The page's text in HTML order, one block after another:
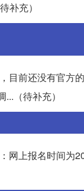
补充）
目前还没有官方
（待补充）
网上报名时间为